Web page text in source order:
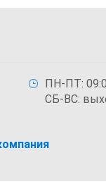
ПН-ПТ:
СБ-ВС: